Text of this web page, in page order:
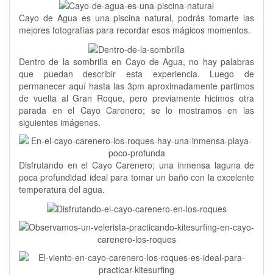
Cayo de Agua es una piscina natural, podrás tomarte las
mejores fotografías para recordar esos mágicos momentos.
Dentro de la sombrilla en Cayo de Agua, no hay palabras
que puedan describir esta experiencia. Luego de
permanecer aquí hasta las 3pm aproximadamente partimos
de vuelta al Gran Roque, pero previamente hicimos otra
parada en el Cayo Carenero; se lo mostramos en las
siguientes imágenes.
Disfrutando en el Cayo Carenero; una inmensa laguna de
poca profundidad ideal para tomar un baño con la excelente
temperatura del agua.